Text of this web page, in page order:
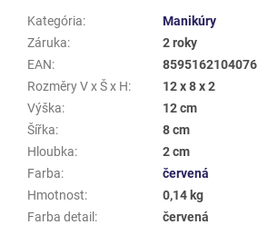
Kategória:
Manikúry
Záruka:
2 roky
EAN:
8595162104076
Rozměry V x Š x H:
12 x 8 x 2
Výška:
12 cm
Šířka:
8 cm
Hloubka:
2 cm
Farba:
červená
Hmotnost:
0,14 kg
Farba detail :
červená